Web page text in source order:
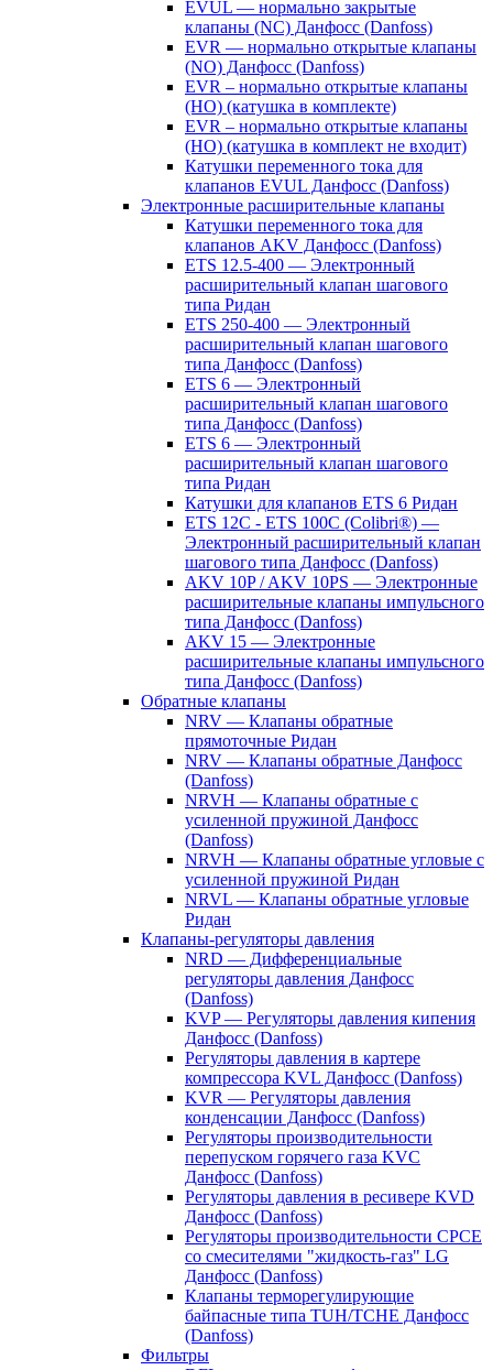
EVUL — нормально закрытые
клапаны (NC) Данфосс (Danfoss)
EVR — нормально открытые клапаны
(NO) Данфосс (Danfoss)
EVR – нормально открытые клапаны
(НО) (катушка в комплекте)
EVR – нормально открытые клапаны
(НО) (катушка в комплект не входит)
Катушки переменного тока для
клапанов EVUL Данфосс (Danfoss)
Электронные расширительные клапаны
Катушки переменного тока для
клапанов AKV Данфосс (Danfoss)
ETS 12.5-400 — Электронный
расширительный клапан шагового
типа Ридан
ETS 250-400 — Электронный
расширительный клапан шагового
типа Данфосс (Danfoss)
ETS 6 — Электронный
расширительный клапан шагового
типа Данфосс (Danfoss)
ETS 6 — Электронный
расширительный клапан шагового
типа Ридан
Катушки для клапанов ETS 6 Ридан
ETS 12C - ETS 100C (Colibri®) —
Электронный расширительный клапан
шагового типа Данфосс (Danfoss)
AKV 10P / AKV 10PS — Электронные
расширительные клапаны импульсного
типа Данфосс (Danfoss)
AKV 15 — Электронные
расширительные клапаны импульсного
типа Данфосс (Danfoss)
Обратные клапаны
NRV — Клапаны обратные
прямоточные Ридан
NRV — Клапаны обратные Данфосс
(Danfoss)
NRVH — Клапаны обратные с
усиленной пружиной Данфосс
(Danfoss)
NRVH — Клапаны обратные угловые с
усиленной пружиной Ридан
NRVL — Клапаны обратные угловые
Ридан
Клапаны-регуляторы давления
NRD — Дифференциальные
регуляторы давления Данфосс
(Danfoss)
KVP — Регуляторы давления кипения
Данфосс (Danfoss)
Регуляторы давления в картере
компрессора KVL Данфосс (Danfoss)
KVR — Регуляторы давления
конденсации Данфосс (Danfoss)
Регуляторы производительности
перепуском горячего газа KVC
Данфосс (Danfoss)
Регуляторы давления в ресивере KVD
Данфосс (Danfoss)
Регуляторы производительности CPCE
со смесителями "жидкость-газ" LG
Данфосс (Danfoss)
Клапаны терморегулирующие
байпасные типа TUH/TCHE Данфосс
(Danfoss)
Фильтры